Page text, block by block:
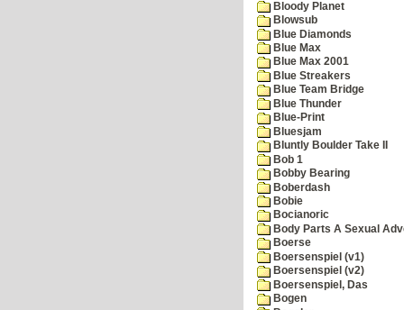
Bloody Planet
Blowsub
Blue Diamonds
Blue Max
Blue Max 2001
Blue Streakers
Blue Team Bridge
Blue Thunder
Blue-Print
Bluesjam
Bluntly Boulder Take II
Bob 1
Bobby Bearing
Boberdash
Bobie
Bocianoric
Body Parts A Sexual
Boerse
Boersenspiel (v1)
Boersenspiel (v2)
Boersenspiel, Das
Bogen